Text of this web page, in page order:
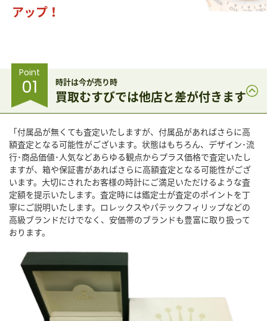
アップ！
Point
01 時計は今が売り時
買取むすびでは他店と差が付きます
「付属品が無くても査定いたしますが、付属品があればさらに高
額査定となる可能性がございます。状態はもちろん、デザイン･流
行･商品価値･人気などあらゆる観点からプラス価格で査定いたし
ますが、箱や保証書があればさらに高額査定となる可能性がござ
います。大切にされたお客様の時計にご満足いただけるような査
定額を提示いたします。査定時には鑑定士が査定のポイントを丁
寧にご説明いたします。ロレックスやパテックフィリップなどの
高級ブランドだけでなく、安価帯のブランドも豊富に取り扱って
おります。